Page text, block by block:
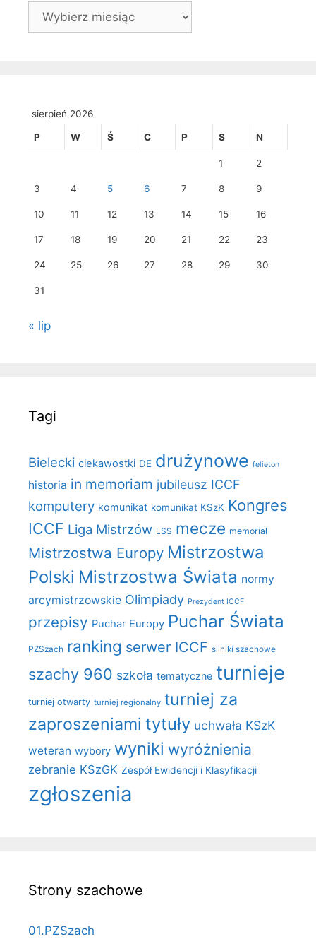
Archiwa
sierpień 2026
P W Ś C P S N
1 2
3 4 5 6 7 8 9
10 11 12 13 14 15 16
17 18 19 20 21 22 23
24 25 26 27 28 29 30
31
« lip
Tagi
Bielecki ciekawostki DE drużynowe felieton
historia in memoriam jubileusz ICCF
komputery komunikat komunikat KSzK Kongres
ICCF Liga Mistrzów LSS mecze memoriał
Mistrzostwa Europy Mistrzostwa
Polski Mistrzostwa Świata normy
arcymistrzowskie Olimpiady Prezydent ICCF
przepisy Puchar Europy Puchar Świata
PZSzach ranking serwer ICCF silniki szachowe
szachy 960 szkoła tematyczne turnieje
turniej otwarty turniej regionalny turniej za
zaproszeniami tytuły uchwała KSzK
weteran wybory wyniki wyróżnienia
zebranie KSzGK Zespół Ewidencji i Klasyfikacji
zgłoszenia
Strony szachowe
01.PZSzach